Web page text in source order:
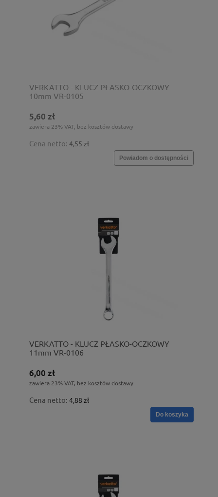
VERKATTO - KLUCZ PŁASKO-OCZKOWY
10mm VR-0105
5,60 zł
zawiera 23% VAT, bez kosztów dostawy
Cena netto: 4,55 zł
Powiadom o dostępności
VERKATTO - KLUCZ PŁASKO-OCZKOWY
11mm VR-0106
6,00 zł
zawiera 23% VAT, bez kosztów dostawy
Cena netto: 4,88 zł
Do koszyka